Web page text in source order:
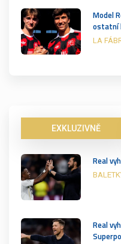
Model
ostatní
LA
EXKLUZIVNĚ
Real
Real